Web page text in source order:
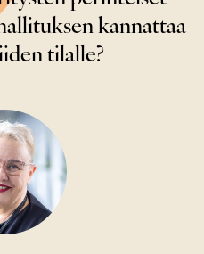
kannattaa
tilalle?